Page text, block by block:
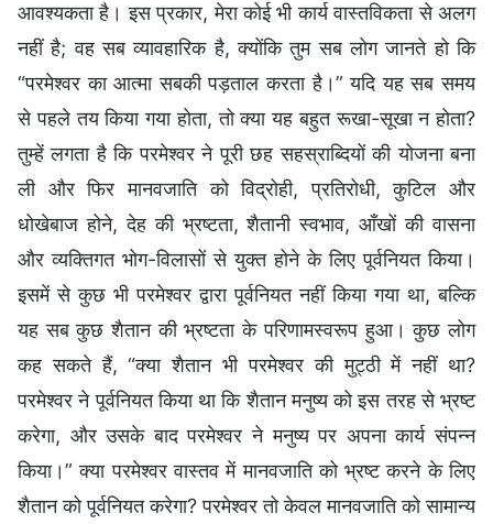
आवश्यकता है। इस प्रकार, मेरा कोई भी कार्य वास्तविकता से अलग
नहीं है; वह सब व्यावहारिक है, क्योंकि तुम सब लोग जानते हो कि
“परमेश्वर का आत्मा सबकी पड़ताल करता है।” यदि यह सब समय
से पहले तय किया गया होता, तो क्या यह बहुत रूखा-सूखा न होता?
तुम्हें लगता है कि परमेश्वर ने पूरी छह सहस्राब्दियों की योजना बना
ली और फिर मानवजाति को विद्रोही, प्रतिरोधी, कुटिल और
धोखेबाज होने, देह की भ्रष्टता, शैतानी स्वभाव, आँखों की वासना
और व्यक्तिगत भोग-विलासों से युक्त होने के लिए पूर्वनियत किया।
इसमें से कुछ भी परमेश्वर द्वारा पूर्वनियत नहीं किया गया था, बल्कि
यह सब कुछ शैतान की भ्रष्टता के परिणामस्वरूप हुआ। कुछ लोग
कह सकते हैं, “क्या शैतान भी परमेश्वर की मुट्ठी में नहीं था?
परमेश्वर ने पूर्वनियत किया था कि शैतान मनुष्य को इस तरह से भ्रष्ट
करेगा, और उसके बाद परमेश्वर ने मनुष्य पर अपना कार्य संपन्न
किया।” क्या परमेश्वर वास्तव में मानवजाति को भ्रष्ट करने के लिए
शैतान को पूर्वनियत करेगा? परमेश्वर तो केवल मानवजाति को सामान्य